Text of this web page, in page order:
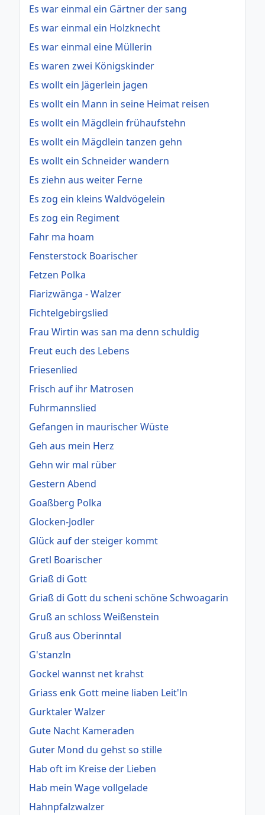
Es war einmal ein Gärtner der sang
Es war einmal ein Holzknecht
Es war einmal eine Müllerin
Es waren zwei Königskinder
Es wollt ein Jägerlein jagen
Es wollt ein Mann in seine Heimat reisen
Es wollt ein Mägdlein frühaufstehn
Es wollt ein Mägdlein tanzen gehn
Es wollt ein Schneider wandern
Es ziehn aus weiter Ferne
Es zog ein kleins Waldvögelein
Es zog ein Regiment
Fahr ma hoam
Fensterstock Boarischer
Fetzen Polka
Fiarizwänga - Walzer
Fichtelgebirgslied
Frau Wirtin was san ma denn schuldig
Freut euch des Lebens
Friesenlied
Frisch auf ihr Matrosen
Fuhrmannslied
Gefangen in maurischer Wüste
Geh aus mein Herz
Gehn wir mal rüber
Gestern Abend
Goaßberg Polka
Glocken-Jodler
Glück auf der steiger kommt
Gretl Boarischer
Griaß di Gott
Griaß di Gott du scheni schöne Schwoagarin
Gruß an schloss Weißenstein
Gruß aus Oberinntal
G'stanzln
Gockel wannst net krahst
Griass enk Gott meine liaben Leit'ln
Gurktaler Walzer
Gute Nacht Kameraden
Guter Mond du gehst so stille
Hab oft im Kreise der Lieben
Hab mein Wage vollgelade
Hahnpfalzwalzer